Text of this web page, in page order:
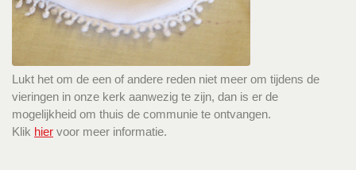
Lukt het om de een of andere reden niet meer om tijdens de
vieringen in onze kerk aanwezig te zijn, dan is er de
mogelijkheid om thuis de communie te ontvangen.
Klik hier voor meer informatie.